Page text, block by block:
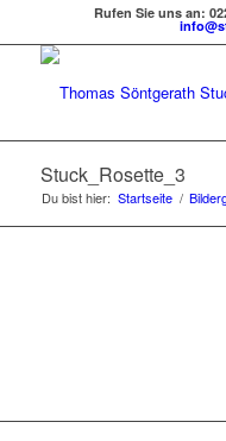
Rufen Sie uns an:
Stuck_Rosette_3
Du bist hier: Startseite /